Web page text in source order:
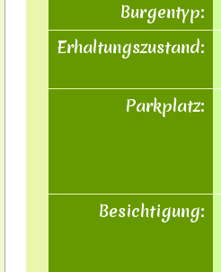
Burgentyp:
Erhaltungszustand:
Parkplatz:
Besichtigung: